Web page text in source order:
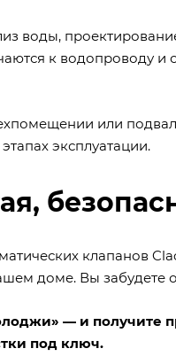
воды,
к водопроводу и
или
эксплуатации.
клапанов
доме. Вы забудете
— и получите
под ключ.